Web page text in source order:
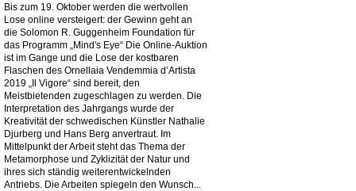
Bis zum 19. Oktober werden die wertvollen
Lose online versteigert: der Gewinn geht an
die Solomon R. Guggenheim Foundation für
das Programm „Mind's Eye“ Die Online-Auktion
ist im Gange und die Lose der kostbaren
Flaschen des Ornellaia Vendemmia d’Artista
2019 „Il Vigore“ sind bereit, den
Meistbietenden zugeschlagen zu werden. Die
Interpretation des Jahrgangs wurde der
Kreativität der schwedischen Künstler Nathalie
Djurberg und Hans Berg anvertraut. Im
Mittelpunkt der Arbeit steht das Thema der
Metamorphose und Zyklizität der Natur und
ihres sich ständig weiterentwickelnden
Antriebs. Die Arbeiten spiegeln den Wunsch...